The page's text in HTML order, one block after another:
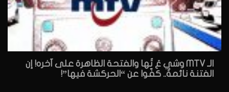
الـ MTV وشي عَ تُها والفتحة الظاهرة على آخره! إن
الفتنة نائمةٌ.. كفّوا عن “الحركشة فيها”!